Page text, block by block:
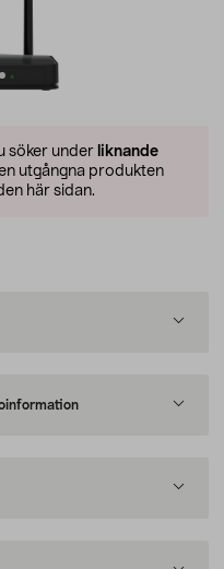
söker under liknande
utgångna produkten
här sidan.